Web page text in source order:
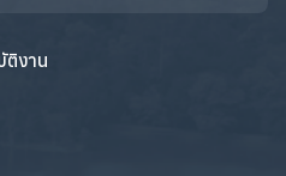
ติงาน